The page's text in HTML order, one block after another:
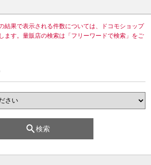
結果で表示される件数については、ドコモショップ
ます。量販店の検索は「フリーワードで検索」をご
検索